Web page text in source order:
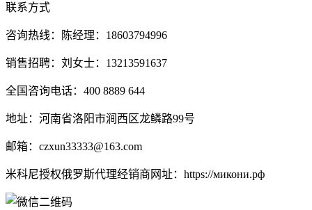
联系方式
咨询热线： 陈经理：18603794996
销售招聘：刘女士：13213591637
全国咨询电话：400 8889 644
地址：河南省洛阳市涧西区龙鳞路99号
邮箱：czxun33333@163.com
米科尼授权俄罗斯代理经销商网址：https://микони.рф